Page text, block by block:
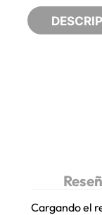
Cargando el